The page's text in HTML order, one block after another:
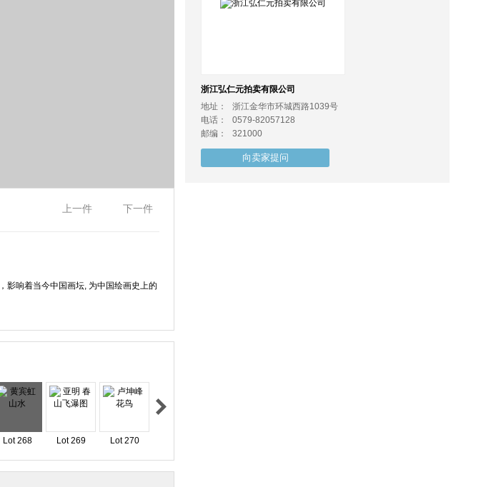
上一件 下一件
响着当今中国画坛, 为中国绘画史上的
Lot 268 Lot 269 Lot 270
浙江弘仁元拍卖有限公司
地址：
浙江金华市环城西路1039号
电话：
0579-82057128
邮编：
321000
向卖家提问